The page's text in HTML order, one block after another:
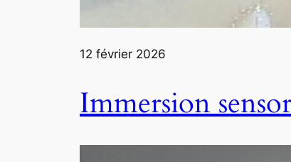
12 février 2026
Immersion